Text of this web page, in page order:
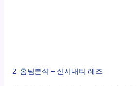
2. 홈팀분석 – 신시내티 레즈